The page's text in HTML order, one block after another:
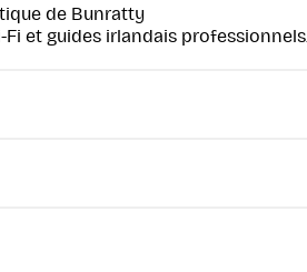
de Bunratty
et guides irlandais professionnels.
côte ouest irlandaise lors de cette
guidée en autocar combine